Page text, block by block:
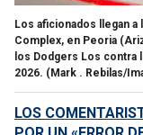
Los aficionados llegan
Complex, en Peoria
los Dodgers Los contra
2026. (Mark . Rebilas/
LOS